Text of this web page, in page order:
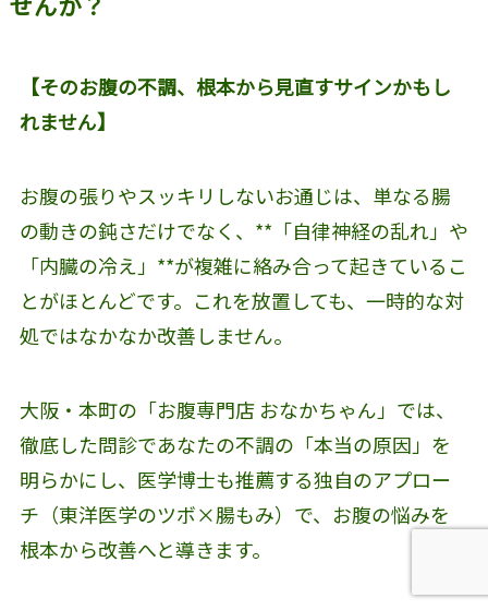
【そのお腹の不調、根本から見直すサインかもし
れません】
お腹の張りやスッキリしないお通じは、単なる腸
の動きの鈍さだけでなく、**「自律神経の乱れ」や
「内臓の冷え」**が複雑に絡み合って起きているこ
とがほとんどです。これを放置しても、一時的な対
処ではなかなか改善しません。
大阪・本町の「お腹専門店 おなかちゃん」では、
徹底した問診であなたの不調の「本当の原因」を
明らかにし、医学博士も推薦する独自のアプロー
チ（東洋医学のツボ×腸もみ）で、お腹の悩みを
根本から改善へと導きます。